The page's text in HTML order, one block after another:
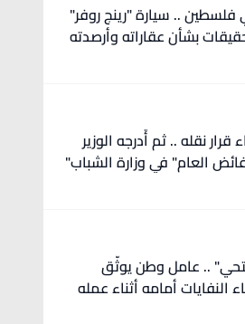
"أغنى متسول" في فلسطين .. سيارة "رينج روفر"
بشأن عقاراته وأرصدته
"انتصر قضائيًا بإلغاء قرار نقله .. ثم أُدرجه الوزير
العام" في وزارة الشباب"
"إللي رماها ما بستحي" .. عامل وطن يوثّق
النفايات أمامه أثناء عمله